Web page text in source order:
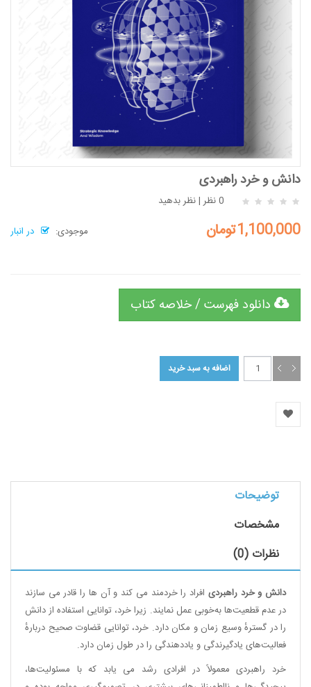
دانش و خرد راهبردی
0 نظر |نظر بدهید
موجودی:
در انبار 1,100,000تومان
دانلود فهرست / خلاصه کتاب
توضیحات
مشخصات
نظرات (0)
دانش و خرد راهبردی افراد را خردمند می کند و آن ها را قادر می سازند
در عدم قطعیت‌ها به‌خوبی عمل نمایند. زیرا خرد، توانایی استفاده از دانش
را در گسترهٔ وسیع زمان و مکان دارد. خرد، توانایی قضاوت صحیح دربارهٔ
فعالیت‌های یادگیرندگی و یاددهندگی را در طول زمان دارد.
خرد راهبردی معمولاً در افرادی رشد می یابد که با مسئولیت‌ها،